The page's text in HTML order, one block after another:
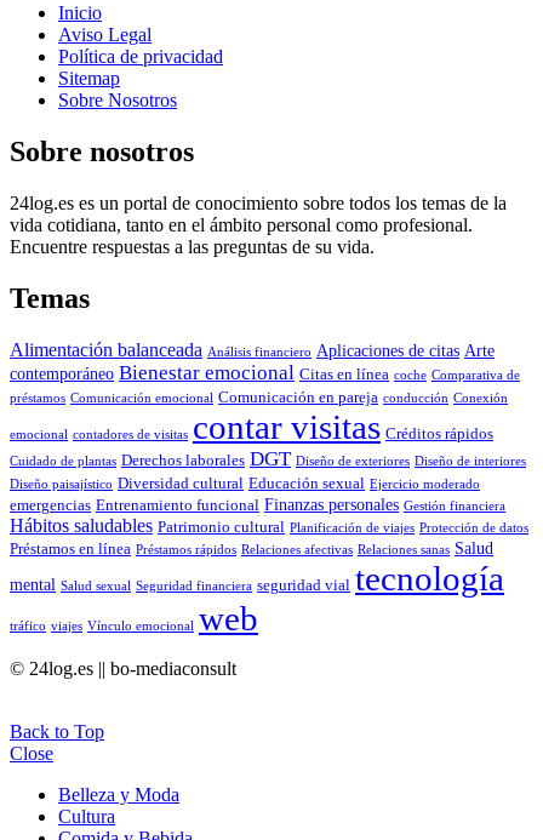
Inicio
Aviso Legal
Política de privacidad
Sitemap
Sobre Nosotros
Sobre nosotros
24log.es es un portal de conocimiento sobre todos los temas de la
vida cotidiana, tanto en el ámbito personal como profesional.
Encuentre respuestas a las preguntas de su vida.
Temas
Alimentación balanceada Análisis financiero Aplicaciones de citas Arte
contemporáneo Bienestar emocional Citas en línea coche Comparativa de
préstamos Comunicación emocional Comunicación en pareja conducción Conexión
emocional contadores de visitas contar visitas Créditos rápidos
Cuidado de plantas Derechos laborales DGT Diseño de exteriores Diseño de interiores
Diseño paisajístico Diversidad cultural Educación sexual Ejercicio moderado
emergencias Entrenamiento funcional Finanzas personales Gestión financiera
Hábitos saludables Patrimonio cultural Planificación de viajes Protección de datos
Préstamos en línea Préstamos rápidos Relaciones afectivas Relaciones sanas Salud
mental Salud sexual Seguridad financiera seguridad vial tecnología
tráfico viajes Vínculo emocional web
© 24log.es || bo-mediaconsult
Back to Top
Close
Belleza y Moda
Cultura